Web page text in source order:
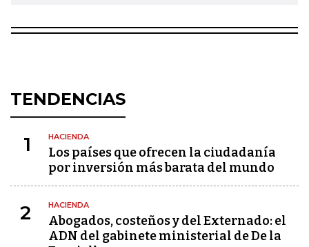
TENDENCIAS
1 HACIENDA
Los países que ofrecen la ciudadanía
por inversión más barata del mundo
2 HACIENDA
Abogados, costeños y del Externado: el
ADN del gabinete ministerial de De la